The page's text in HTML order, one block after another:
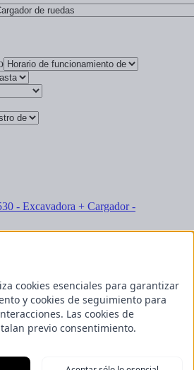
cookies esenciales para garantizar
y cookies de seguimiento para
Las cookies de
previo consentimiento.